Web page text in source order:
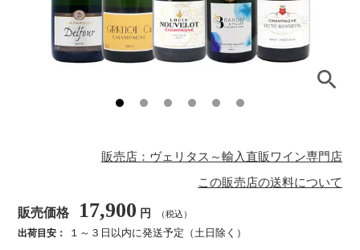
販売店：ヴェリタス～輸入直販ワイン専門店
この販売店の送料について
販売価格 17,900 円 （税込）
出荷目安：
１～３日以内に発送予定（土日除く）